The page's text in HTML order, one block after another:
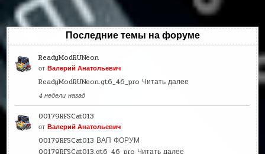
Последние темы на форуме
ReadyModRUNeon
отВалерий Анатольевич
ReadyModRUNeon.gt6_46_pro Читать далее
4 недели назад
00179RFSCat013
отВалерий Анатольевич
00179RFSCat013 ВАП ФОРУМ
00179RFSCat013.gt6_46_pro Читать далее